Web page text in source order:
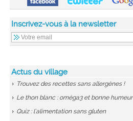
Inscrivez-vous à la newsletter
Actus du village
Trouvez des recettes sans allergènes !
Le thon blanc : oméga3 et bonne humeur
Quiz : l'alimentation sans gluten